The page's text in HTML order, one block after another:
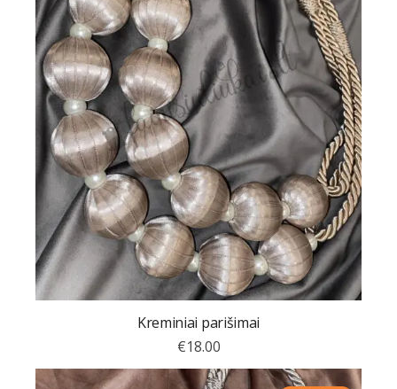
Kreminiai parišimai
€18.00